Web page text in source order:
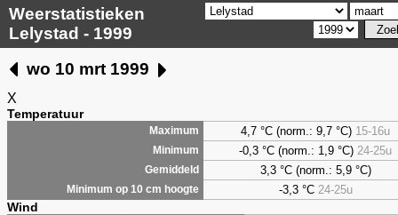
Weerstatistieken
Lelystad - 1999
wo 10 mrt 1999
X
Temperatuur
Maximum 4,7 °C (norm.: 9,7 °C) 15-16u
Minimum -0,3 °C (norm.: 1,9 °C) 24-25u
Gemiddeld 3,3°C (norm.: 5,9 °C)
Minimum op 10 cm hoogte -3,3 °C 24-25u
Wind